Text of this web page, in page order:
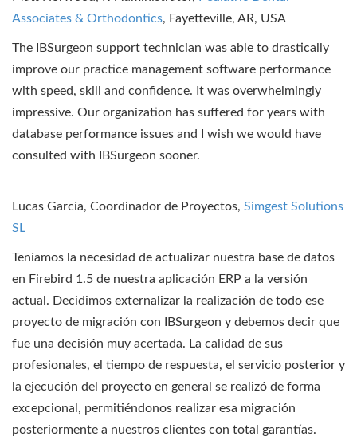
Associates & Orthodontics, Fayetteville, AR, USA
The IBSurgeon support technician was able to drastically
improve our practice management software performance
with speed, skill and confidence. It was overwhelmingly
impressive. Our organization has suffered for years with
database performance issues and I wish we would have
consulted with IBSurgeon sooner.
Lucas García, Coordinador de Proyectos, Simgest Solutions
SL
Teníamos la necesidad de actualizar nuestra base de datos
en Firebird 1.5 de nuestra aplicación ERP a la versión
actual. Decidimos externalizar la realización de todo ese
proyecto de migración con IBSurgeon y debemos decir que
fue una decisión muy acertada. La calidad de sus
profesionales, el tiempo de respuesta, el servicio posterior y
la ejecución del proyecto en general se realizó de forma
excepcional, permitiéndonos realizar esa migración
posteriormente a nuestros clientes con total garantías.